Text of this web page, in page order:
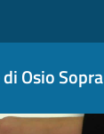
Osio Sopra